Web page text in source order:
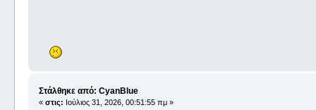
Στάλθηκε από: CyanBlue
« στις: Ιούλιος 31, 2026, 00:51:55 πμ »